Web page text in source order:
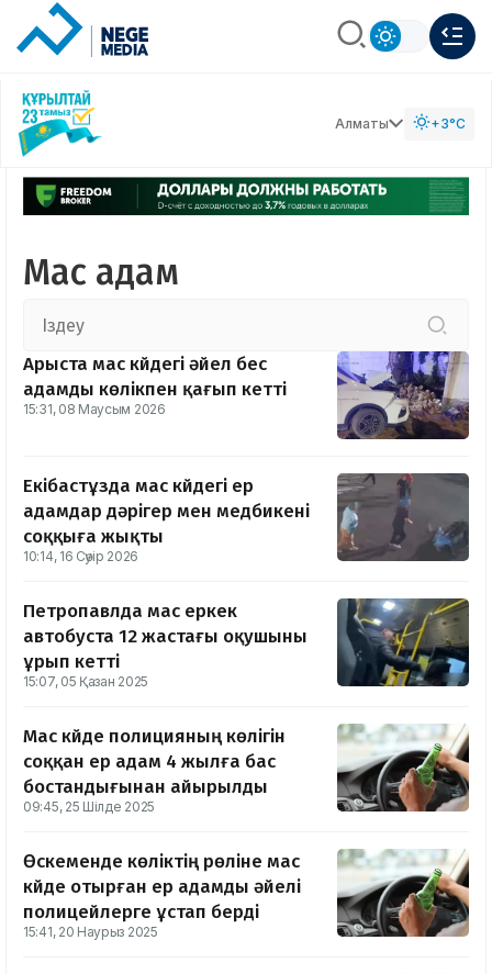
Алматы +3°C
Мас адам
Арыста мас күйдегі әйел бес
адамды көлікпен қағып кетті
15:31, 08 Маусым 2026
Екібастұзда мас күйдегі ер
адамдар дәрігер мен медбикені
соққыға жықты
10:14, 16 Сәуір 2026
Петропавлда мас еркек
автобуста 12 жастағы оқушыны
ұрып кетті
15:07, 05 Қазан 2025
Мас күйде полицияның көлігін
соққан ер адам 4 жылға бас
бостандығынан айырылды
09:45, 25 Шілде 2025
Өскеменде көліктің рөліне мас
күйде отырған ер адамды әйелі
полицейлерге ұстап берді
15:41, 20 Наурыз 2025